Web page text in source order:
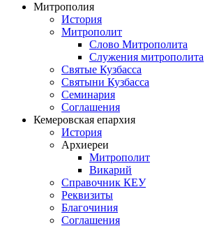
Митрополия
История
Митрополит
Слово Митрополита
Служения митрополита
Святые Кузбасса
Святыни Кузбасса
Семинария
Соглашения
Кемеровская епархия
История
Архиереи
Митрополит
Викарий
Справочник КЕУ
Реквизиты
Благочиния
Соглашения